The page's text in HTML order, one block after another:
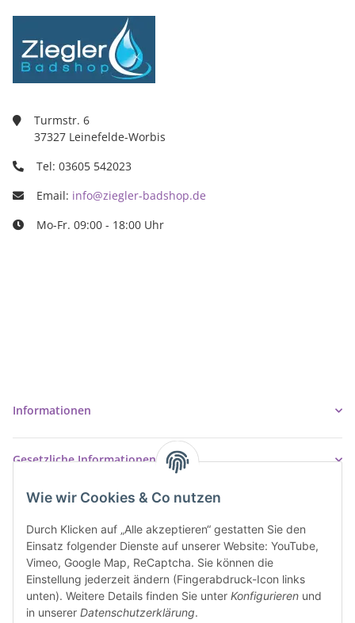
Wie wir Cookies & Co nutzen
Durch Klicken auf „Alle akzeptieren“ gestatten Sie den
Einsatz folgender Dienste auf unserer Website: YouTube,
Vimeo, Google Map, ReCaptcha. Sie können die
Einstellung jederzeit ändern (Fingerabdruck-Icon links
unten). Weitere Details finden Sie unter Konfigurieren und
in unserer Datenschutzerklärung.
Turmstr. 6
37327 Leinefelde-Worbis
Tel: 03605 542023
Email: info@ziegler-badshop.de
Mo-Fr. 09:00 - 18:00 Uhr
Informationen
Gesetzliche Informationen